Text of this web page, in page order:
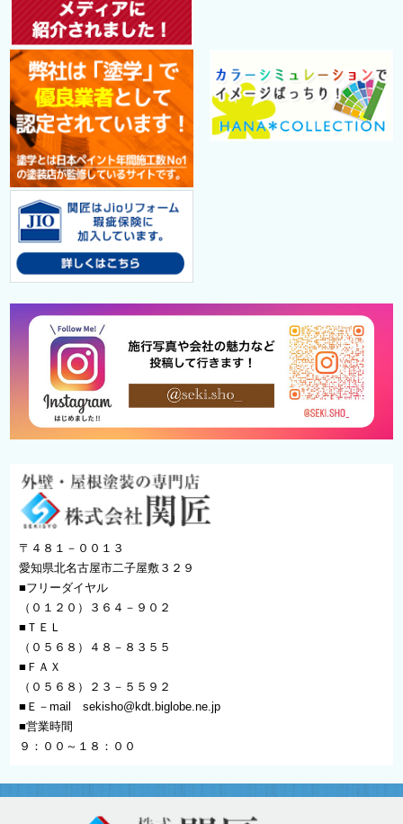
〒４８１－００１３
愛知県北名古屋市二子屋敷３２９
■フリーダイヤル
（０１２０）３６４－９０２
■ＴＥＬ
（０５６８）４８－８３５５
■ＦＡＸ
（０５６８）２３－５５９２
■Ｅ－mailsekisho@kdt.biglobe.ne.jp
■営業時間
９：００～１８：００